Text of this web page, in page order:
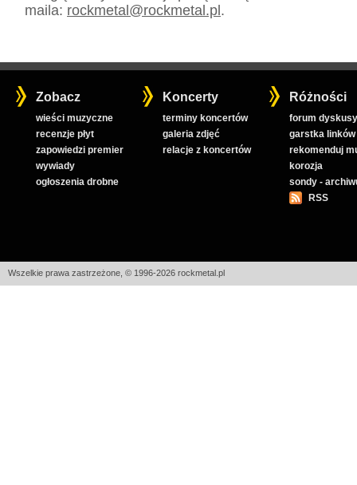
maila: rockmetal@rockmetal.pl.
Zobacz
wieści muzyczne
recenzje płyt
zapowiedzi premier
wywiady
ogłoszenia drobne
Koncerty
terminy koncertów
galeria zdjęć
relacje z koncertów
Różności
forum
garstka linków
rekomenduj
korozja
sondy -
RSS
Wszelkie prawa zastrzeżone, © 1996-2026 rockmetal.pl